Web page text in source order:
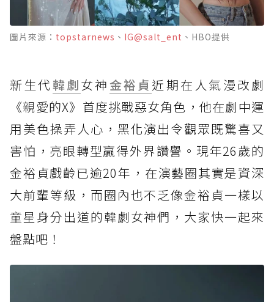
圖片來源： topstarnews 、 IG@salt_ent 、HBO提供
新生代韓劇女神 金裕貞 近期在人氣漫改劇
《親愛的X》首度挑戰惡女角色，他在劇中運
用美色操弄人心，黑化演出令觀眾既驚喜又
害怕，亮眼轉型贏得外界讚譽。現年26歲的
金裕貞戲齡已逾20年，在演藝圈其實是資深
大前輩等級，而圈內也不乏像金裕貞一樣以
童星身分出道的韓劇女神們，大家快一起來
盤點吧！